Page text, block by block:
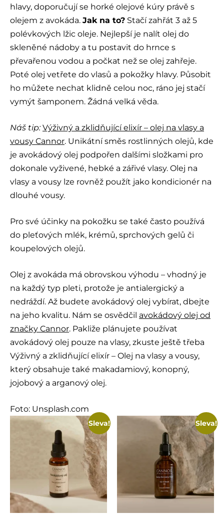
hlavy, doporučují se horké olejové kúry právě s
olejem z avokáda. Jak na to? Stačí zahřát 3 až 5
polévkových lžic oleje. Nejlepší je nalít olej do
skleněné nádoby a tu postavit do hrnce s
převařenou vodou a počkat než se olej zahřeje.
Poté olej vetřete do vlasů a pokožky hlavy. Působit
ho můžete nechat klidně celou noc, ráno jej stačí
vymýt šamponem. Žádná velká věda.
Náš tip: Výživný a zklidňující elixír – olej na vlasy a
vousy Cannor. Unikátní směs rostlinných olejů, kde
je avokádový olej podpořen dalšími složkami pro
dokonale vyživené, hebké a zářivé vlasy. Olej na
vlasy a vousy lze rovněž použít jako kondicionér na
dlouhé vousy.
Pro své účinky na pokožku se také často používá
do pleťových mlék, krémů, sprchových gelů či
koupelových olejů.
Olej z avokáda má obrovskou výhodu – vhodný je
na každý typ pleti, protože je antialergický a
nedráždí. Až budete avokádový olej vybírat, dbejte
na jeho kvalitu. Nám se osvědčil avokádový olej od
značky Cannor. Pakliže plánujete používat
avokádový olej pouze na vlasy, zkuste ještě třeba
Výživný a zklidňující elixír – Olej na vlasy a vousy,
který obsahuje také makadamiový, konopný,
jojobový a arganový olej.
Foto: Unsplash.com
Sleva! Sleva!